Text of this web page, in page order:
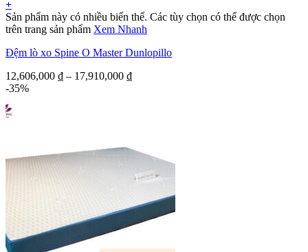
+
Sản phẩm này có nhiều biến thể. Các tùy chọn có thể được chọn
trên trang sản phẩm Xem Nhanh
Đệm lò xo Spine O Master Dunlopillo
12,606,000 ₫ – 17,910,000 ₫
-35%